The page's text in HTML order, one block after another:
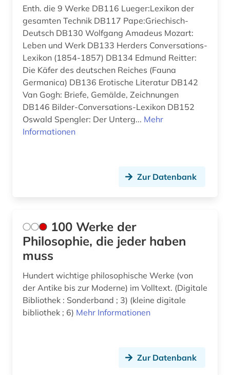
betriebswirtschaftslehre (1)
bewusstsein (3)
bibel (2)
bibliografie (29)
bibliographie (11)
bibliographie 1975 - 1995 (1)
bibliothek (2)
bibliothekswesen: biologie (1)
bibliothekswesen: medizin (1)
biodiversität (1)
biografie (1)
biographie (4)
Osteuropa (2)
Palaestina (1)
Roemisches Reich (1)
Russland, Sowjetunion (2)
Schweiz (2)
Suedamerika (1)
Suedasien (1)
Tuerkei (2)
USA (5)
Ungarn (1)
Enth. die 9 Werke DB116 Lueger:Lexikon der
gesamten Technik DB117 Pape:Griechisch-
Deutsch DB130 Wolfgang Amadeus Mozart:
Leben und Werk DB133 Herders Conversations-
Lexikon (1854-1857) DB134 Edmund Reitter:
Die Käfer des deutschen Reiches (Fauna
Germanica) DB136 Erotische Literatur DB142
Van Gogh: Briefe, Gemälde, Zeichnungen
DB146 Bilder-Conversations-Lexikon DB152
Oswald Spengler: Der Unterg... Mehr
Informationen
Zur Datenbank
100 Werke der
Philosophie, die jeder haben
muss
Hundert wichtige philosophische Werke (von
der Antike bis zur Moderne) im Volltext. (Digitale
Bibliothek : Sonderband ; 3) (kleine digitale
bibliothek ; 6) Mehr Informationen
Zur Datenbank